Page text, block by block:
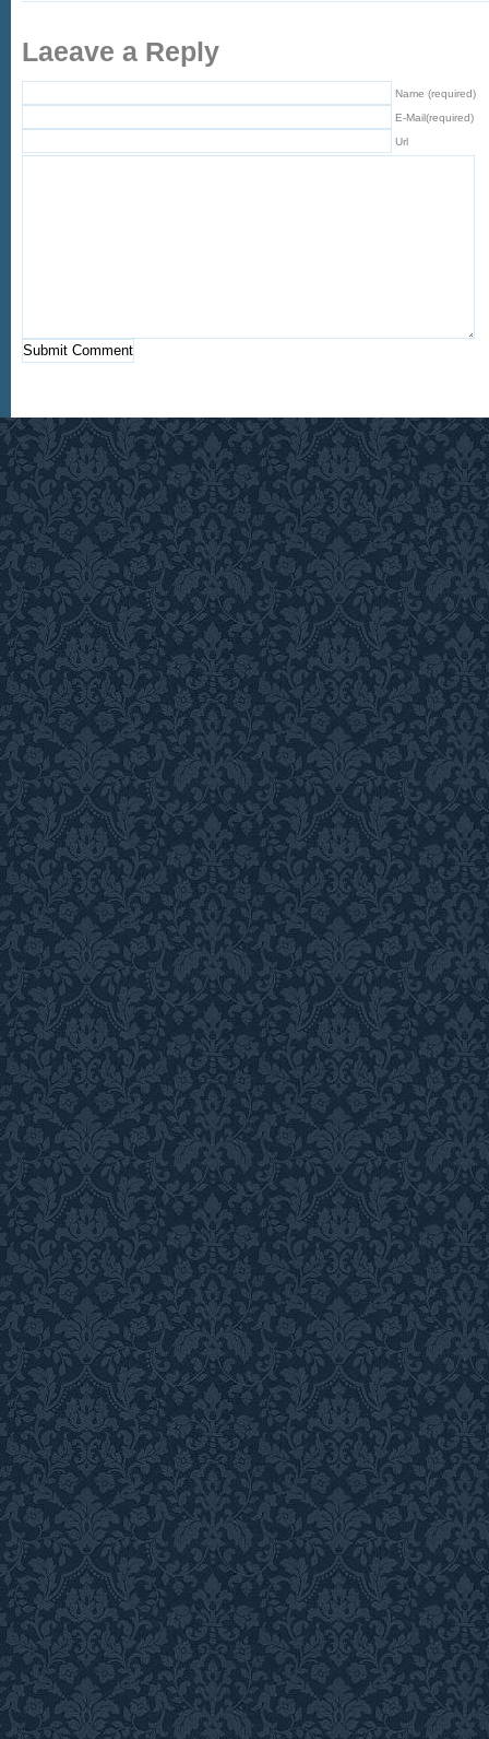
Laeave a Reply
Name (required)
E-Mail(required)
Url